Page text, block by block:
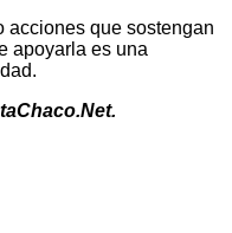
acciones que sostengan
apoyarla es una